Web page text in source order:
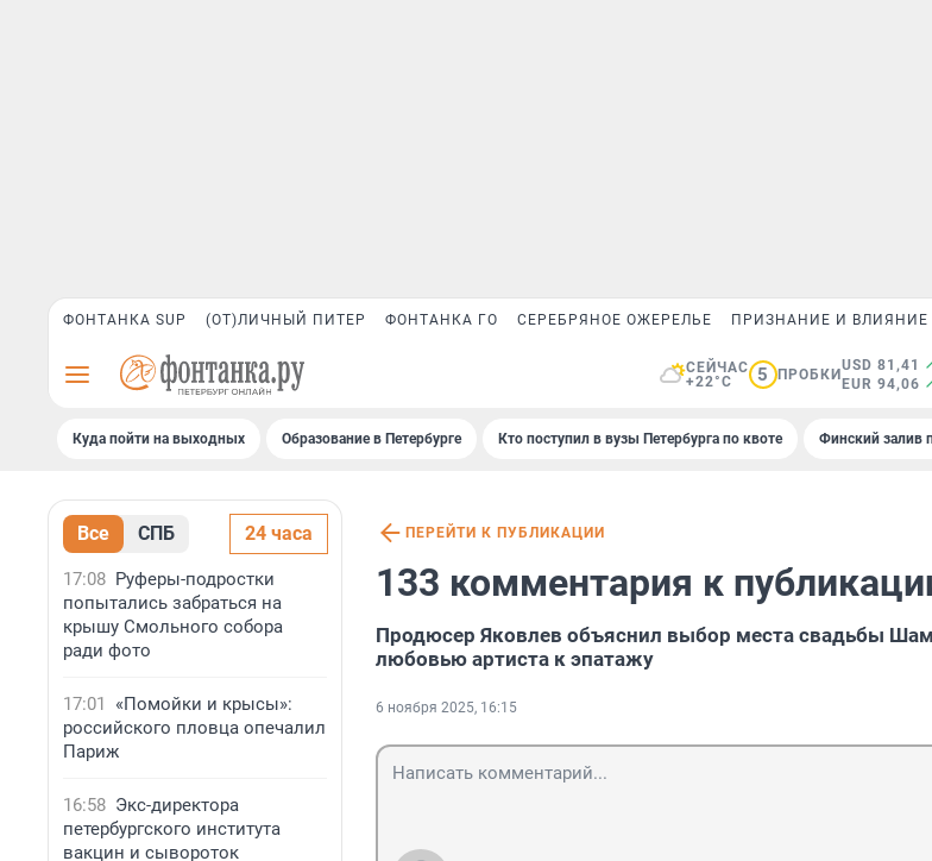
ФОНТАНКА SUP (ОТ)ЛИЧНЫЙ ПИТЕР ФОНТАНКА ГО СЕРЕБРЯНОЕ ОЖЕРЕЛЬЕ ПРИЗНАНИЕ И ВЛИЯНИЕ
СЕЙЧАС
+22°C
5 ПРОБКИ
USD 81,41
EUR 94,06
Куда пойти на выходных Образование в Петербурге Кто поступил в вузы Петербурга по квоте Финский залив
Все СПБ 24 часа
17:08 Руферы-подростки
попытались забраться на
крышу Смольного собора
ради фото
17:01
«Помойки и крысы»:
российского пловца опечалил
Париж
16:58 Экс-директора
петербургского института
вакцин и сывороток
ПЕРЕЙТИ К ПУБЛИКАЦИИ
133 комментария к
Продюсер Яковлев объяснил выбор места свадьбы
любовью артиста к эпатажу
6 ноября 2025, 16:15